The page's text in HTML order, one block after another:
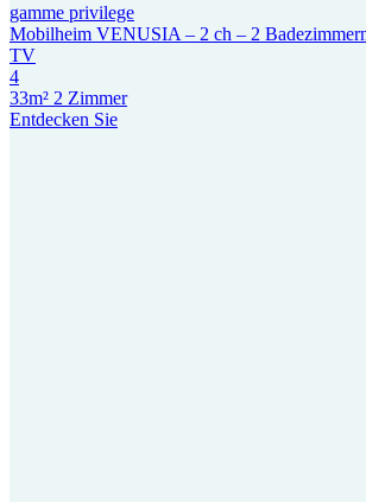
gamme privilege
Mobilheim VENUSIA – 2 ch – 2
TV
4
33m² 2 Zimmer
Entdecken Sie